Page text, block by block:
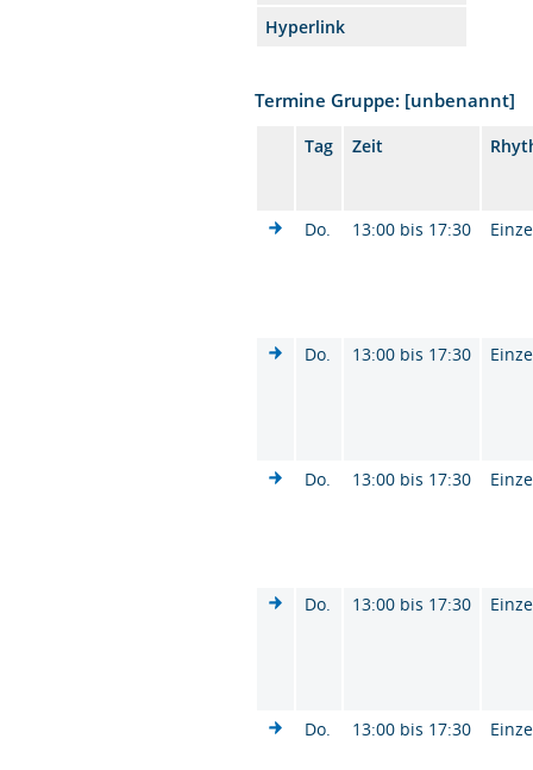
Hyperlink
Termine Gruppe: [unbenannt]
Tag Zeit
Do. 13:00 bis 17:30
Do. 13:00 bis 17:30
Do. 13:00 bis 17:30
Do. 13:00 bis 17:30
Do. 13:00 bis 17:30